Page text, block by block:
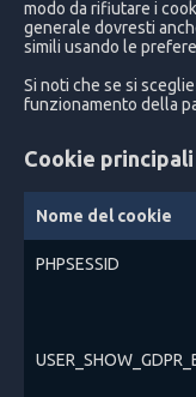
modo da rifiutare i
generale dovresti
simili usando le
Si noti che se si
funzionamento della
Cookie principali
Nome del cookie
PHPSESSID